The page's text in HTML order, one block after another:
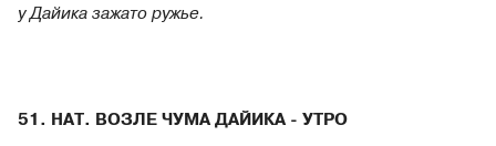
у Дайика зажато ружье.
51. НАТ. ВОЗЛЕ ЧУМА ДАЙИКА - УТРО